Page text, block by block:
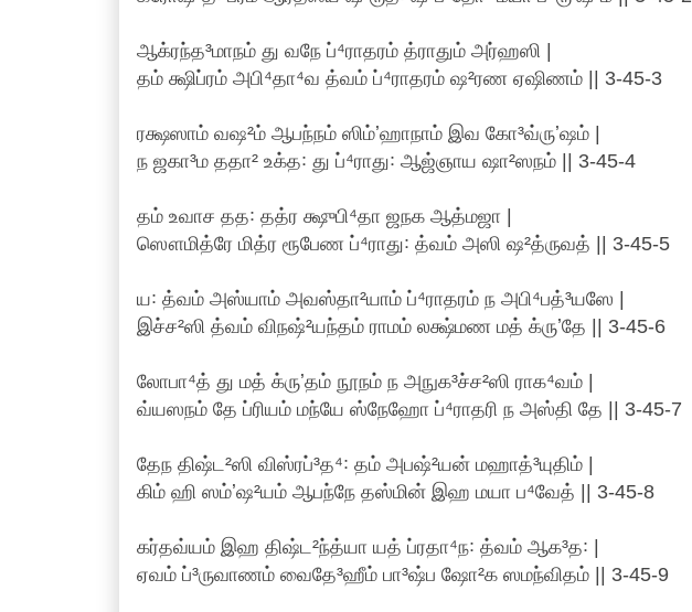
ஆக்ரந்த³மாநம் து வநே ப்⁴ராதரம் த்ராதும் அர்ஹஸி |
தம் க்ஷிப்ரம் அபி⁴தா⁴வ த்வம் ப்⁴ராதரம் ஷ²ரண ஏஷிணம் || 3-45-3
ரக்ஷஸாம் வஷ²ம் ஆபந்நம் ஸிம்ʼஹாநாம் இவ கோ³வ்ருʼஷம் |
ந ஜகா³ம ததா² உக்த꞉ து ப்⁴ராது꞉ ஆஜ்ஞாய ஷா²ஸநம் || 3-45-4
தம் உவாச தத꞉ தத்ர க்ஷுபி⁴தா ஜநக ஆத்மஜா |
ஸௌமித்ரே மித்ர ரூபேண ப்⁴ராது꞉ த்வம் அஸி ஷ²த்ருவத் || 3-45-5
ய꞉ த்வம் அஸ்யாம் அவஸ்தா²யாம் ப்⁴ராதரம் ந அபி⁴பத்³யஸே |
இச்ச²ஸி த்வம் விநஷ்²யந்தம் ராமம் லக்ஷ்மண மத் க்ருʼதே || 3-45-6
லோபா⁴த் து மத் க்ருʼதம் நூநம் ந அநுக³ச்ச²ஸி ராக⁴வம் |
வ்யஸநம் தே ப்ரியம் மந்யே ஸ்நேஹோ ப்⁴ராதரி ந அஸ்தி தே || 3-45-7
தேந திஷ்ட²ஸி விஸ்ரப்³த⁴꞉ தம் அபஷ்²யன் மஹாத்³யுதிம் |
கிம் ஹி ஸம்ʼஷ²யம் ஆபந்நே தஸ்மின் இஹ மயா ப⁴வேத் || 3-45-8
கர்தவ்யம் இஹ திஷ்ட²ந்த்யா யத் ப்ரதா⁴ந꞉ த்வம் ஆக³த꞉ |
ஏவம் ப்³ருவாணம் வைதே³ஹீம் பா³ஷ்ப ஷோ²க ஸமந்விதம் || 3-45-9